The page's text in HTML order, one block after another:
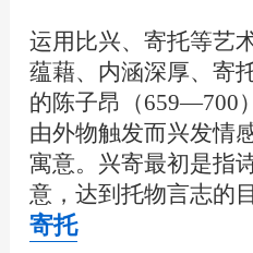
运用比兴、寄托等艺
蕴藉、内涵深厚、寄
的陈子昂（659—700
由外物触发而兴发情
寓意。兴寄最初是指
意，达到托物言志的
寄托